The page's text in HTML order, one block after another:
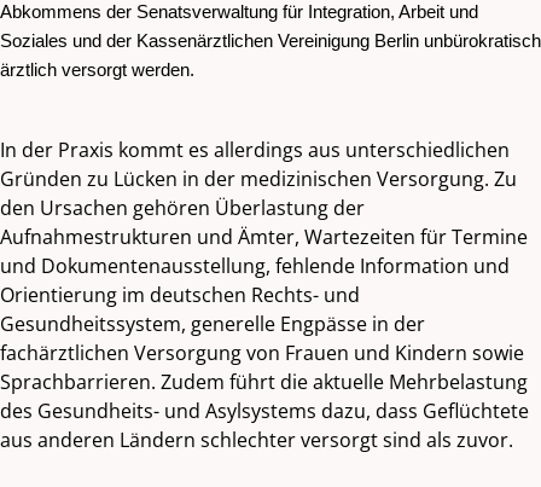
Abkommens der Senatsverwaltung für Integration, Arbeit und
Soziales und der Kassenärztlichen Vereinigung Berlin unbürokratisch
ärztlich versorgt werden.
In der Praxis kommt es allerdings aus unterschiedlichen
Gründen zu Lücken in der medizinischen Versorgung. Zu
den Ursachen gehören Überlastung der
Aufnahmestrukturen und Ämter, Wartezeiten für Termine
und Dokumentenausstellung, fehlende Information und
Orientierung im deutschen Rechts- und
Gesundheitssystem, generelle Engpässe in der
fachärztlichen Versorgung von Frauen und Kindern sowie
Sprachbarrieren. Zudem führt die aktuelle Mehrbelastung
des Gesundheits- und Asylsystems dazu, dass Geflüchtete
aus anderen Ländern schlechter versorgt sind als zuvor.